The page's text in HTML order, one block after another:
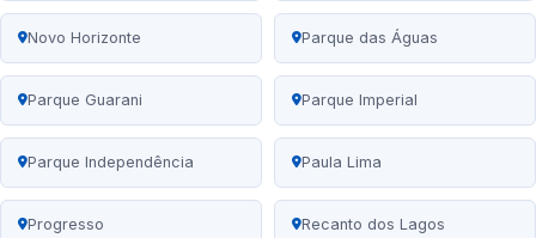
Novo Horizonte Parque das Águas
Parque Guarani Parque Imperial
Parque Independência Paula Lima
Progresso Recanto dos Lagos